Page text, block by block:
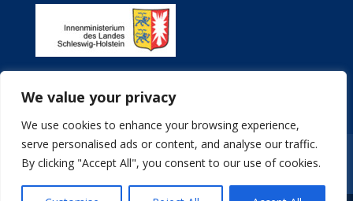
We value your privacy
We use cookies to enhance your browsing experience,
serve personalised ads or content, and analyse our traffic.
By clicking "Accept All", you consent to our use of cookies.
Impressum Datenschutz
Stellenangebote